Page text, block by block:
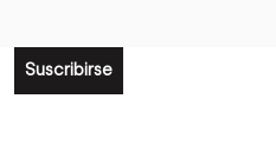
Suscribirse